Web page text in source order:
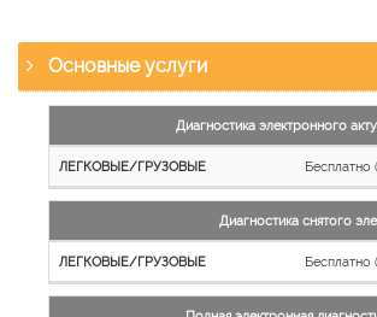
Основные услуги
работы
Легковые
и
Грузовые
автомобили
Диагностика электронного
Бесплатно
Диагностика снятого
Бесплатно